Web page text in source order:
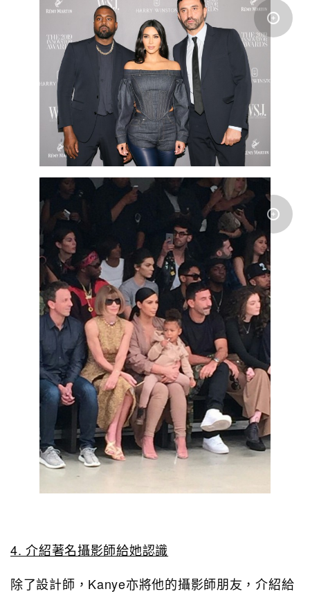
4. 介紹著名攝影師給她認識
除了設計師，Kanye亦將他的攝影師朋友，介紹給